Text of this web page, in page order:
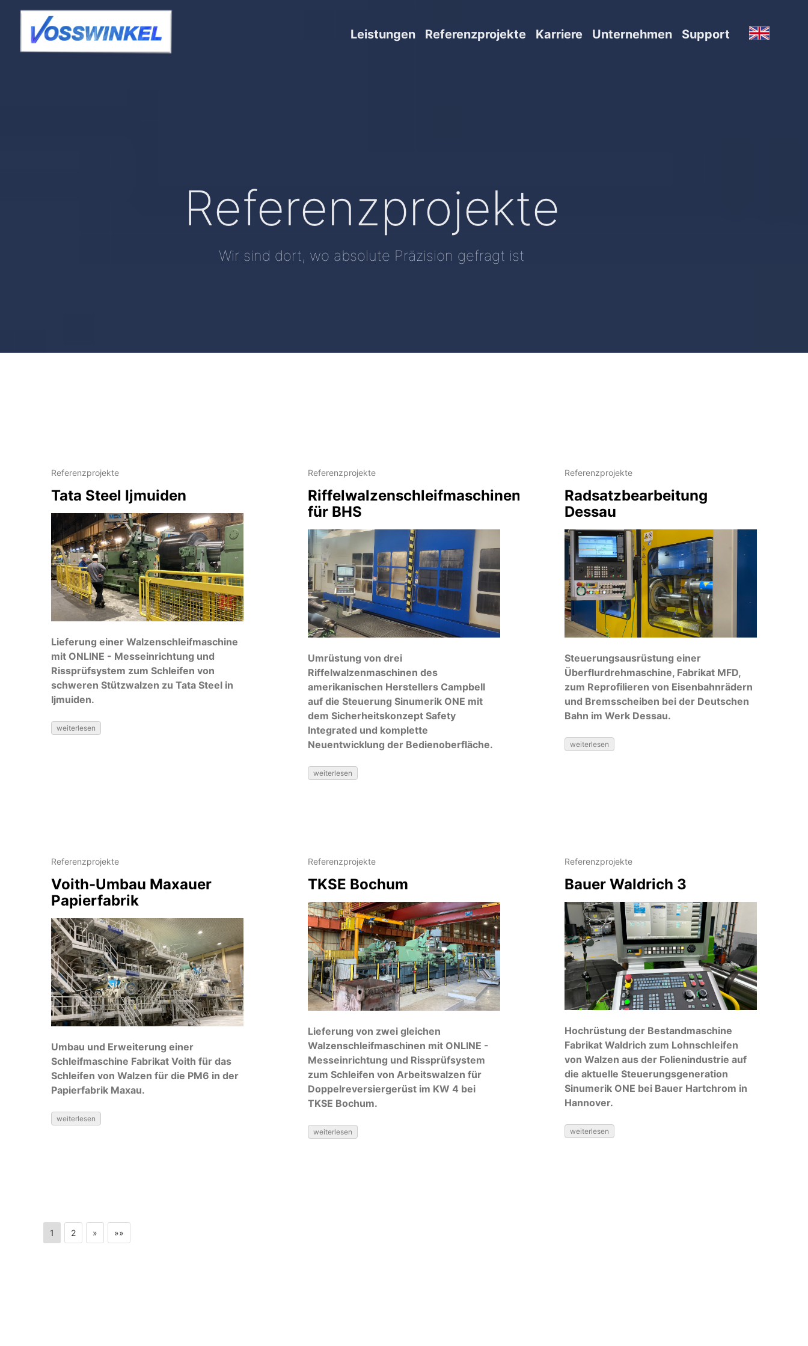
Leistungen Referenzprojekte Karriere Unternehmen Support
Referenzprojekte
Wir sind dort, wo absolute Präzision gefragt ist
Referenzprojekte
Tata Steel Ijmuiden
Lieferung einer Walzenschleifmaschine
mit ONLINE - Messeinrichtung und
Rissprüfsystem zum Schleifen von
schweren Stützwalzen zu Tata Steel in
Ijmuiden.
weiterlesen
Referenzprojekte
Riffelwalzenschleifmaschinen
für BHS
Umrüstung von drei
Riffelwalzenmaschinen des
amerikanischen Herstellers Campbell
auf die Steuerung Sinumerik ONE mit
dem Sicherheitskonzept Safety
Integrated und komplette
Neuentwicklung der Bedienoberfläche.
weiterlesen
Referenzprojekte
Radsatzbearbeitung
Dessau
Steuerungsausrüstung einer
Überflurdrehmaschine, Fabrikat MFD,
zum Reprofilieren von Eisenbahnrädern
und Bremsscheiben bei der Deutschen
Bahn im Werk Dessau.
weiterlesen
Referenzprojekte
Voith-Umbau Maxauer
Papierfabrik
Umbau und Erweiterung einer
Schleifmaschine Fabrikat Voith für das
Schleifen von Walzen für die PM6 in der
Papierfabrik Maxau.
weiterlesen
Referenzprojekte
TKSE Bochum
Lieferung von zwei gleichen
Walzenschleifmaschinen mit ONLINE -
Messeinrichtung und Rissprüfsystem
zum Schleifen von Arbeitswalzen für
Doppelreversiergerüst im KW 4 bei
TKSE Bochum.
weiterlesen
Referenzprojekte
Bauer Waldrich 3
Hochrüstung der Bestandmaschine
Fabrikat Waldrich zum Lohnschleifen
von Walzen aus der Folienindustrie auf
die aktuelle Steuerungsgeneration
Sinumerik ONE bei Bauer Hartchrom in
Hannover.
weiterlesen
1 2 » »»